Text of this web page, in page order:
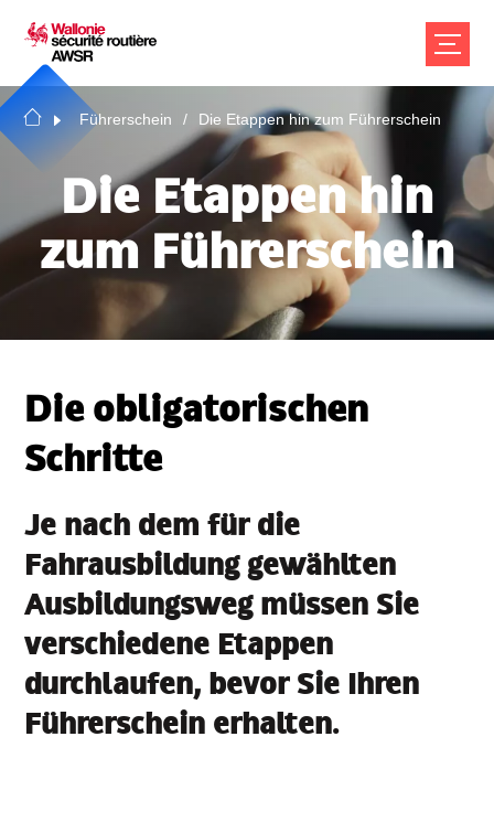
Führerschein Die Etappen hin zum Führerschein
Die Etappen hin
zum Führerschein
Die obligatorischen
Schritte
Je nach dem für die
Fahrausbildung gewählten
Ausbildungsweg müssen Sie
verschiedene Etappen
durchlaufen, bevor Sie Ihren
Führerschein erhalten.